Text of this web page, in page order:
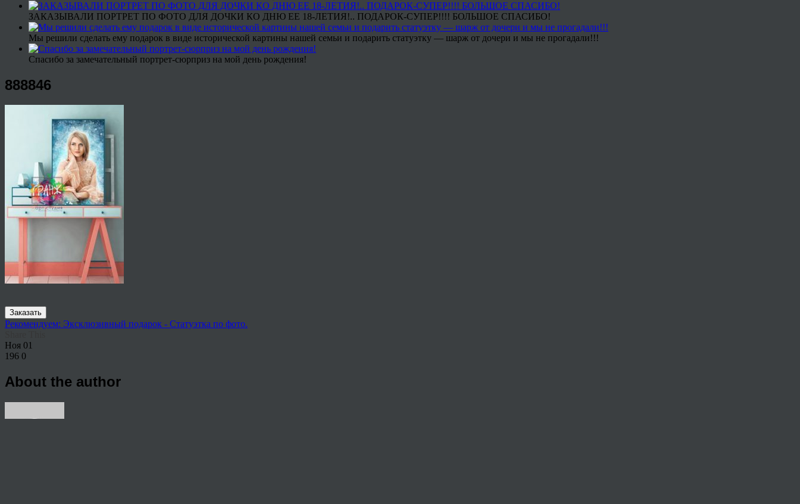
ЗАКАЗЫВАЛИ ПОРТРЕТ ПО ФОТО ДЛЯ ДОЧКИ КО ДНЮ ЕЕ 18-ЛЕТИЯ!.. ПОДАРОК-СУПЕР!!!! БОЛЬШОЕ СПАСИБО!
Мы решили сделать ему подарок в виде исторической картины нашей семьи и подарить статуэтку — шарж от дочери и мы не прогадали!!!
Спасибо за замечательный портрет-сюрприз на мой день рождения!
888846
Заказать
Рекомендуем: Эксклюзивный подарок - Статуэтка по фото.
Ноя 01
196 0
About the author